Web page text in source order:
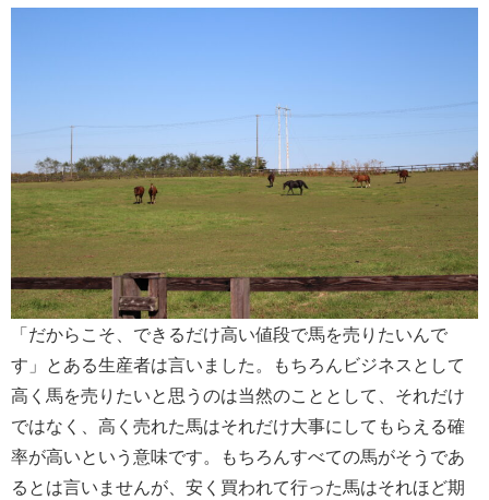
「だからこそ、できるだけ高い値段で馬を売りたいんで
す」とある生産者は言いました。もちろんビジネスとして
高く馬を売りたいと思うのは当然のこととして、それだけ
ではなく、高く売れた馬はそれだけ大事にしてもらえる確
率が高いという意味です。もちろんすべての馬がそうであ
るとは言いませんが、安く買われて行った馬はそれほど期